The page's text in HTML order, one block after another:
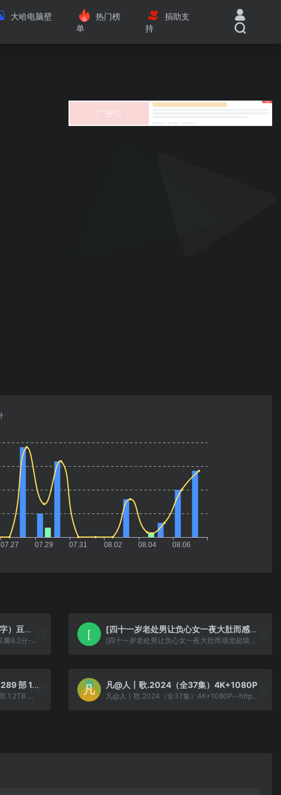
大哈电脑壁
热门榜
单
捐助支
持
我们最后一次做孩子 2023（中字）豆瓣8.2分
我们最后一次做孩子 2023（中字）豆瓣8.2分--https://pan.quark.cn/s/f19a4e492580
[四十一岁老处男让负心女一夜大肚而感觉超级坏][英语中字][1080P][性感片]
[四十一岁老处男让负心女一夜大肚而感觉超级坏][英语中字][1080P][性感片]--https://pan.quark.cn/s/ce879a8a92f6
经典影星电影 4K 修复版合集【 289 部 1.2TB 】
经典影星电影 4K 修复版合集【 289 部 1.2TB 】--https://pan.quark.cn/s/1f41442def7c
凡@人丨歌.2024（全37集）4K+1080P
凡@人丨歌.2024（全37集）4K+1080P--https://pan.quark.cn/s/b3fd9ea5d568